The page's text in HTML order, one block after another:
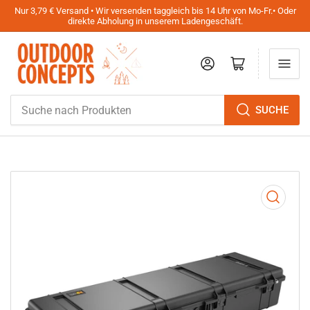
Nur 3,79 € Versand • Wir versenden taggleich bis 14 Uhr von Mo-Fr.• Oder
direkte Abholung in unserem Ladengeschäft.
nach
Produkten
SUCHE
AnmeldenMini-Warenkorb öffnen